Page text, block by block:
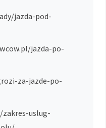
jazda-pod-
jazda-po-
za-jazde-po-
uslug-